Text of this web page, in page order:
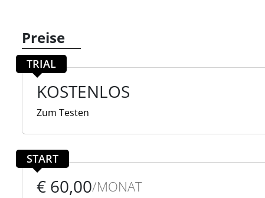
Preise
TRIAL
KOSTENLOS
Zum Testen
START
€ 60,00/MONAT